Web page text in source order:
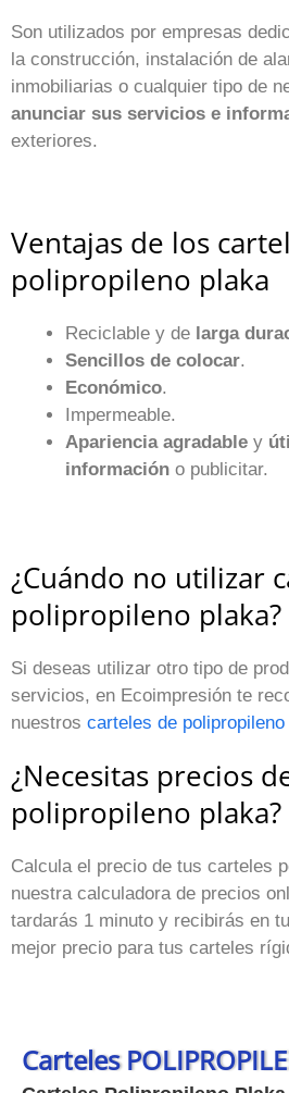
Son utilizados por empresas
la construcción, instalación de
inmobiliarias o cualquier tipo de
anunciar sus servicios e
exteriores.
Ventajas de los
polipropileno plaka
Reciclable y de larga
Sencillos de colocar.
Económico.
Impermeable.
Apariencia agradable y
información o publicitar.
¿Cuándo no utilizar
polipropileno plaka?
Si deseas utilizar otro tipo de
servicios, en Ecoimpresión te
nuestros carteles de
¿Necesitas precios
polipropileno plaka?
Calcula el precio de tus carteles
nuestra calculadora de precios
tardarás 1 minuto y recibirás en
mejor precio para tus carteles
Carteles